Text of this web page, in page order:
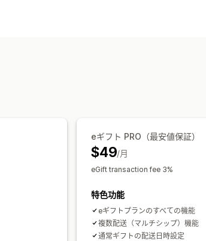
eギフト PRO（最安値保証）
$49/月
eGift transaction fee 3%
特色功能
eギフトプランのすべての機能
複数配送（マルチシップ）機能
通常ギフトの配送日時設定